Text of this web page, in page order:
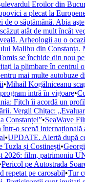
Eroilor din
a plecat la
de o săptămână. Abia
atât de mult încât
Arheologii au o
Malibu din Constanța.
se închide din nou
la plimbare în centrul
mai multe autobuze
•Mihail Kogălniceanu
intră în vigoare•
Fitch îi acordă un
Vergil Chițac:
Constanței”•SeaWave
într-o scenă
•UPDATE. Alertă după
Tuzla și Costinești•
2026: film, patrimoniu
Pericol pe Autostrada
repetat pe carosabil•Tur